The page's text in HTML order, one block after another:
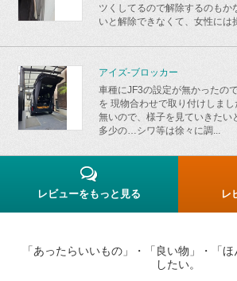
ツくしてるので解除するのもか
いと解除できなくて、女性には
アイズ-ブロッカー
車種にJF3の設定が無かったの
を 現物合わせで取り付けしま
無いので、様子を見ていきたい
多少の…シワ等は徐々に調...
レビューをもっと見る レ
「あったらいいもの」・「良い物」・「
したい。